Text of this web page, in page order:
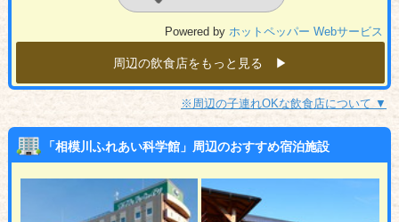
Powered by ホットペッパー Webサービス
周辺の飲食店をもっと見る ▶︎
※周辺の子連れOKな飲食店について ▼
「相模川ふれあい科学館」周辺のおすすめ宿泊施設